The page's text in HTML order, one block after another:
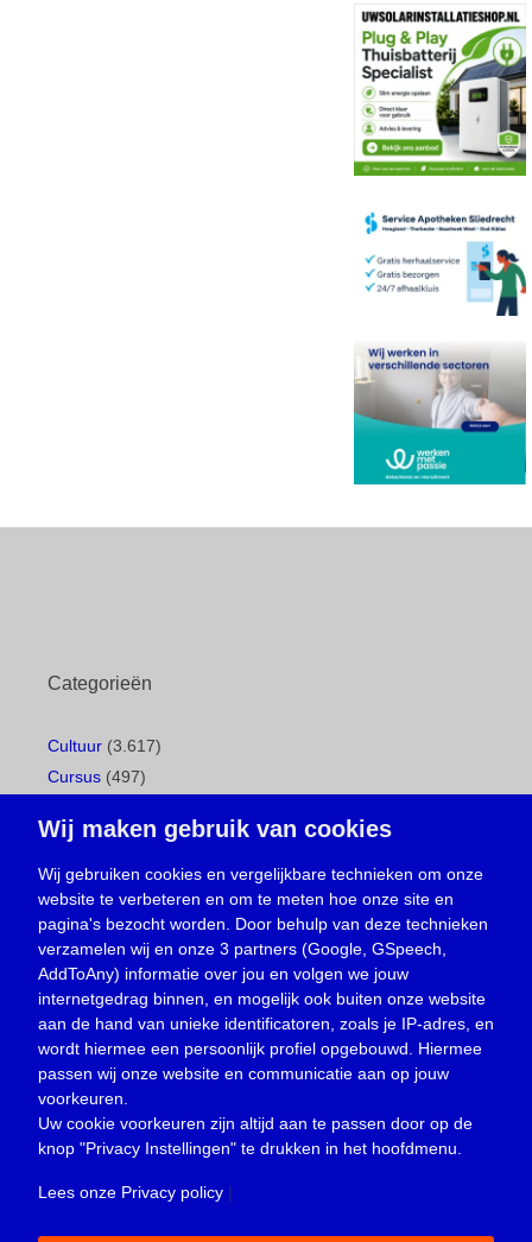
Categorieën
Cultuur (3.617)
Cursus (497)
Gemeentepagina(104)
Ingezonden brief(538)
Media(156)
Nieuws (23.330)
Oproep(734)
Overlijden(39)
Podcast(18)
prijsvraag (5)
Religie (1.438)
Service(226)
Wij maken gebruik van cookies
Wij gebruiken cookies en vergelijkbare technieken om onze
website te verbeteren en om te meten hoe onze site en
pagina's bezocht worden. Door behulp van deze technieken
verzamelen wij en onze 3 partners (Google, GSpeech,
AddToAny) informatie over jou en volgen we jouw
internetgedrag binnen, en mogelijk ook buiten onze website
aan de hand van unieke identificatoren, zoals je IP-adres, en
wordt hiermee een persoonlijk profiel opgebouwd. Hiermee
passen wij onze website en communicatie aan op jouw
voorkeuren.
Uw cookie voorkeuren zijn altijd aan te passen door op de
knop "Privacy Instellingen" te drukken in het hoofdmenu.
Lees onze Privacy policy |